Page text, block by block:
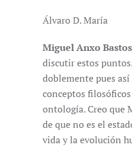
Álvaro D. María
Miguel Anxo
discutir estos
doblemente pues
conceptos
ontología. Creo que
de que no es el
vida y la evolución